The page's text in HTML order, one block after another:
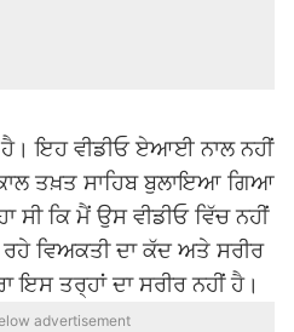
ਇਹ ਵੀਡੀਓ ਏਆਈ ਨਾਲ ਨਹੀਂ
ਤਖ਼ਤ ਸਾਹਿਬ ਬੁਲਾਇਆ ਗਿਆ
ਸੀ ਕਿ ਮੈਂ ਉਸ ਵੀਡੀਓ ਵਿੱਚ ਨਹੀਂ
ਰਹੇ ਵਿਅਕਤੀ ਦਾ ਕੱਦ ਅਤੇ ਸਰੀਰ
ਇਸ ਤਰ੍ਹਾਂ ਦਾ ਸਰੀਰ ਨਹੀਂ ਹੈ।
advertisement